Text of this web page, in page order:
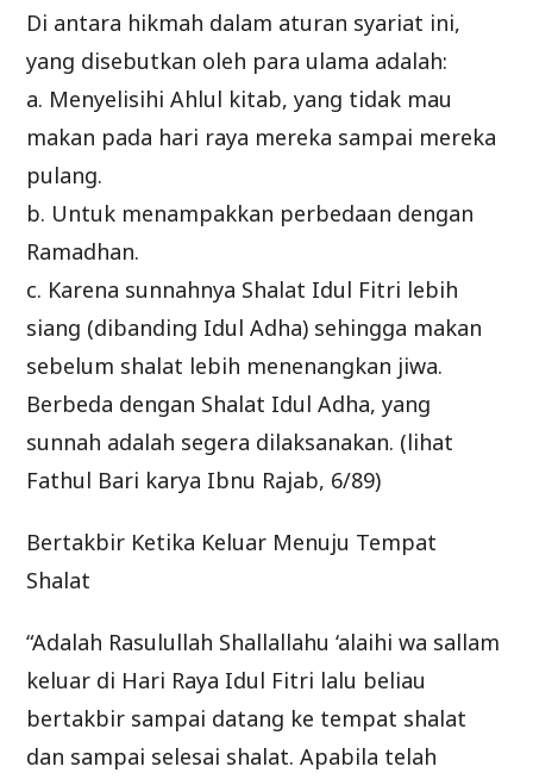
Di antara hikmah dalam aturan syariat ini,
yang disebutkan oleh para ulama adalah:
a. Menyelisihi Ahlul kitab, yang tidak mau
makan pada hari raya mereka sampai mereka
pulang.
b. Untuk menampakkan perbedaan dengan
Ramadhan.
c. Karena sunnahnya Shalat Idul Fitri lebih
siang (dibanding Idul Adha) sehingga makan
sebelum shalat lebih menenangkan jiwa.
Berbeda dengan Shalat Idul Adha, yang
sunnah adalah segera dilaksanakan. (lihat
Fathul Bari karya Ibnu Rajab, 6/89)
Bertakbir Ketika Keluar Menuju Tempat
Shalat
“Adalah Rasulullah Shallallahu ‘alaihi wa sallam
keluar di Hari Raya Idul Fitri lalu beliau
bertakbir sampai datang ke tempat shalat
dan sampai selesai shalat. Apabila telah